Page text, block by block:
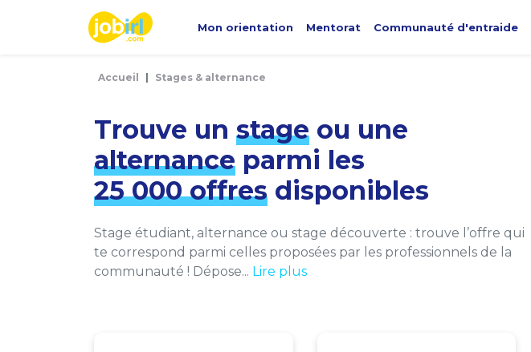
Mon orientation Mentorat Communauté d'entraide
Accueil Stages & alternance
Trouve un stage ou une
alternance parmi les
25 000 offres disponibles
Stage étudiant, alternance ou stage découverte : trouve l’offre qui
te correspond parmi celles proposées par les professionnels de la
communauté ! Dépose... Lire plus
Panneau de gestion des cookies